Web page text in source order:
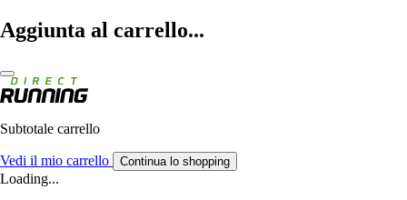
Aggiunta al carrello...
Subtotale carrello
Vedi il mio carrello Continua lo shopping
Loading...